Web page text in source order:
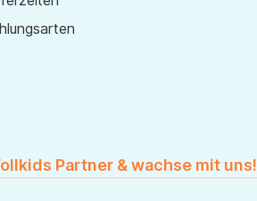
Partner & wachse mit uns!